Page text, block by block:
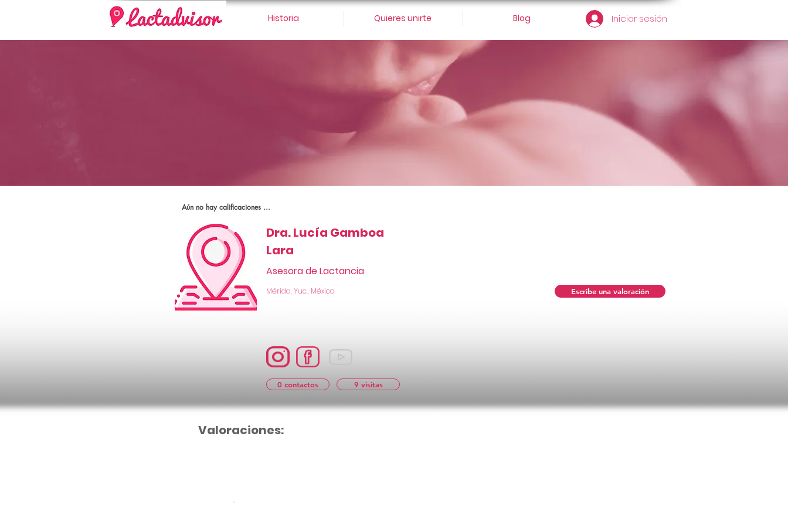
Iniciar sesión
Historia Quieres unirte Blog
Aún no hay calificaciones ...
Dra. Lucía Gamboa
Lara
Asesora de Lactancia
Mérida, Yuc., México
0 contactos 9 visitas
Escribe una valoración
Valoraciones: